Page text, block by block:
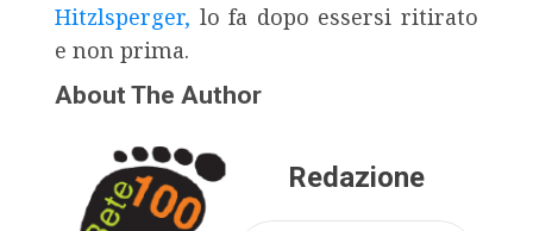
Hitzlsperger, lo fa dopo essersi ritirato
e non prima.
About The Author
Redazione